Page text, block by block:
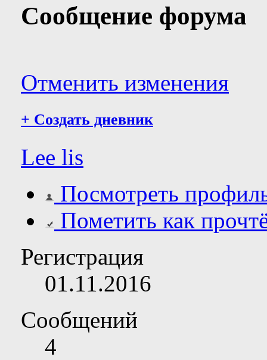
Сообщение форума
Отменить изменения
+ Создать дневник
Lee lis
Посмотреть
Пометить как
Регистрация
01.11.2016
Сообщений
4